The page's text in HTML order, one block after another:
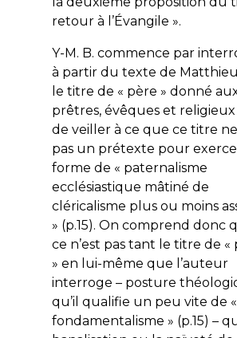
retour à l’Évangile ».
Y-M. B. commence par
à partir du texte de Matthieu
le titre de « père » donné
prêtres, évêques et
de veiller à ce que ce titre
pas un prétexte pour
forme de « paternalisme
ecclésiastique mâtiné de
cléricalisme plus ou moins
» (p.15). On comprend donc
ce n’est pas tant le titre de «
» en lui-même que l’auteur
interroge – posture
qu’il qualifie un peu vite de «
fondamentalisme » (p.15) –